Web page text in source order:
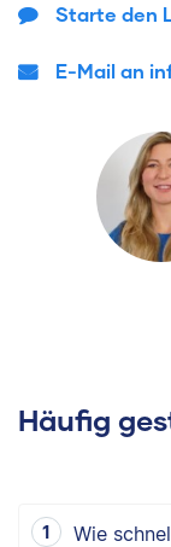
Starte den
E-Mail an
Häufig
Wie